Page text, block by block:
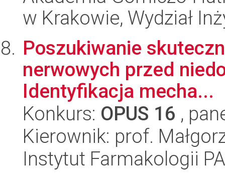
w Krakowie, Wydział
Poszukiwanie
nerwowych przed
Identyfikacja mecha...
Konkurs: OPUS 16 ,
Kierownik: prof.
Instytut Farmakologii